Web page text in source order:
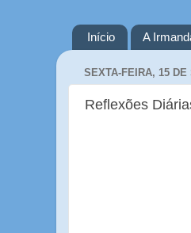
Início A
SEXTA-FEIRA, 15
Reflexões